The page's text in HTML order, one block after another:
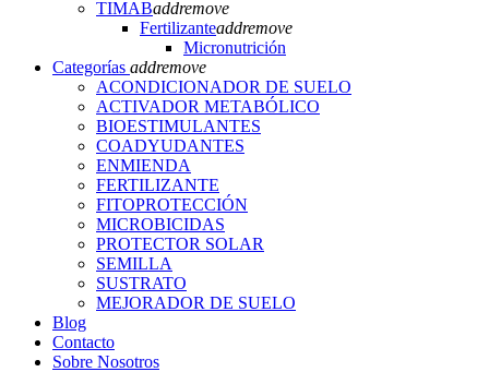
TIMABaddremove
Fertilizanteaddremove
Micronutrición
Categorías addremove
ACONDICIONADOR DE SUELO
ACTIVADOR METABÓLICO
BIOESTIMULANTES
COADYUDANTES
ENMIENDA
FERTILIZANTE
FITOPROTECCIÓN
MICROBICIDAS
PROTECTOR SOLAR
SEMILLA
SUSTRATO
MEJORADOR DE SUELO
Blog
Contacto
Sobre Nosotros